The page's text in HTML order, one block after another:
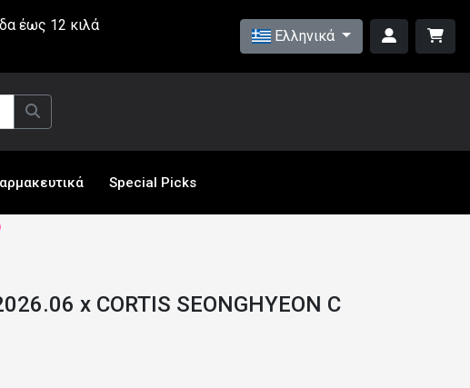
έως 12 κιλά
Ελληνικά
Special Picks
x CORTIS SEONGHYEON C